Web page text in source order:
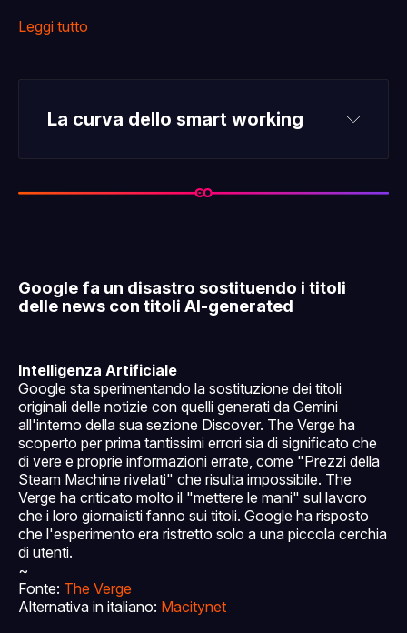
Leggi tutto
La curva dello smart working
Google fa un disastro sostituendo i titoli
delle news con titoli AI-generated
Intelligenza Artificiale
Google sta sperimentando la sostituzione dei titoli
originali delle notizie con quelli generati da Gemini
all'interno della sua sezione Discover. The Verge ha
scoperto per prima tantissimi errori sia di significato che
di vere e proprie informazioni errate, come "Prezzi della
Steam Machine rivelati" che risulta impossibile. The
Verge ha criticato molto il "mettere le mani" sul lavoro
che i loro giornalisti fanno sui titoli. Google ha risposto
che l'esperimento era ristretto solo a una piccola cerchia
di utenti.
~
Fonte: The Verge
Alternativa in italiano: Macitynet